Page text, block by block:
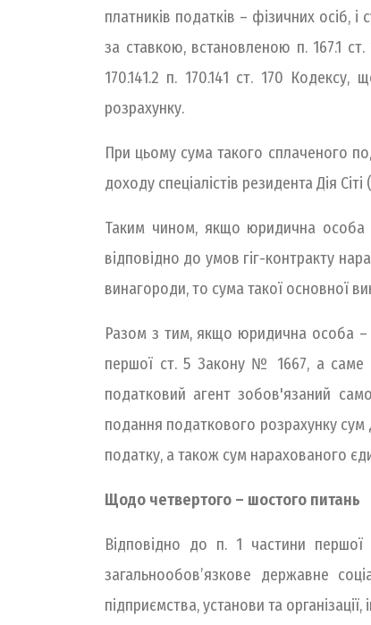
платників податків – фізичних осіб,
за ставкою, встановленою п. 167.1
170.141.2 п. 170.141 ст. 170
розрахунку.
При цьому сума такого сплаченого
доходу спеціалістів резидента Дія
Таким чином, якщо юридична особа
відповідно до умов гіг-контракту
винагороди, то сума такої основної
Разом з тим, якщо юридична особа –
першої ст. 5 Закону № 1667, а саме
податковий агент зобов'язаний
подання податкового розрахунку сум
податку, а також сум нарахованого
Щодо четвертого – шостого питань
Відповідно до п. 1 частини
загальнообов’язкове державне
підприємства, установи та